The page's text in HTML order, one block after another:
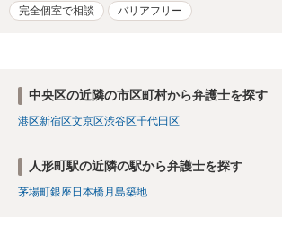
完全個室で相談 バリアフリー
中央区の近隣の市区町村から弁護士を探す
港区新宿区文京区渋谷区千代田区
人形町駅の近隣の駅から弁護士を探す
茅場町銀座日本橋月島築地